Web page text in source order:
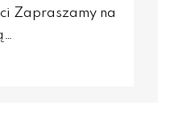
Zapraszamy na